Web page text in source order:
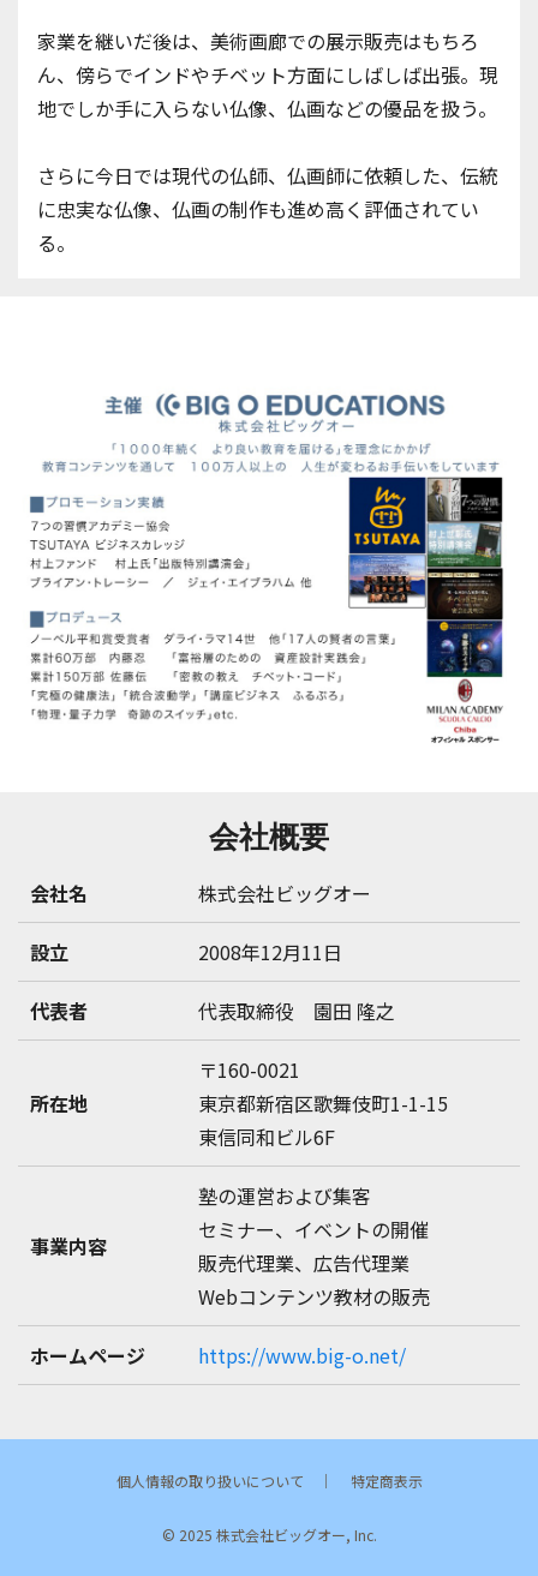
家業を継いだ後は、美術画廊での展示販売はもちろ
ん、傍らでインドやチベット方面にしばしば出張。現
地でしか手に入らない仏像、仏画などの優品を扱う。
さらに今日では現代の仏師、仏画師に依頼した、伝統
に忠実な仏像、仏画の制作も進め高く評価されてい
る。
会社概要
会社名 株式会社ビッグオー
設立 2008年12月11日
代表者 代表取締役 園田 隆之
所在地
〒160-0021
東京都新宿区歌舞伎町1-1-15
東信同和ビル6F
事業内容
塾の運営および集客
セミナー、イベントの開催
販売代理業、広告代理業
Webコンテンツ教材の販売
ホームページ https://www.big-o.net/
個人情報の取り扱いについて ｜ 特定商表示
© 2025 株式会社ビッグオー, Inc.